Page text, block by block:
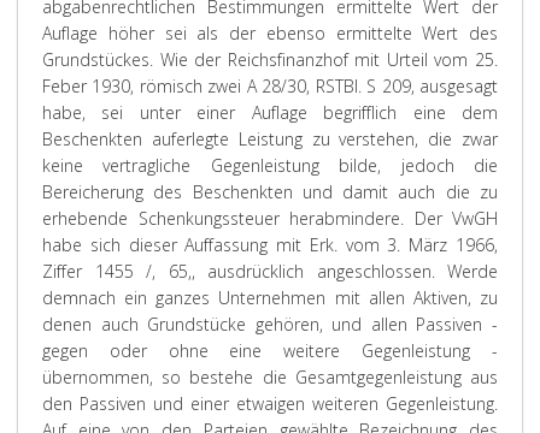
abgabenrechtlichen Bestimmungen ermittelte Wert der
Auflage höher sei als der ebenso ermittelte Wert des
Grundstückes. Wie der Reichsfinanzhof mit Urteil vom 25.
Feber 1930, römisch zwei A 28/30, RSTBl. S 209, ausgesagt
habe, sei unter einer Auflage begrifflich eine dem
Beschenkten auferlegte Leistung zu verstehen, die zwar
keine vertragliche Gegenleistung bilde, jedoch die
Bereicherung des Beschenkten und damit auch die zu
erhebende Schenkungssteuer herabmindere. Der VwGH
habe sich dieser Auffassung mit Erk. vom 3. März 1966,
Ziffer 1455 /, 65,, ausdrücklich angeschlossen. Werde
demnach ein ganzes Unternehmen mit allen Aktiven, zu
denen auch Grundstücke gehören, und allen Passiven -
gegen oder ohne eine weitere Gegenleistung -
übernommen, so bestehe die Gesamtgegenleistung aus
den Passiven und einer etwaigen weiteren Gegenleistung.